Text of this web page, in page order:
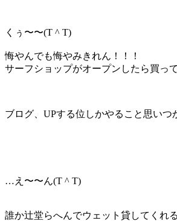
くぅ〜〜(T ^ T)
悔やんでも悔やみきれん！！！
サーフショップがオープンしたら買っ
ブログ、UPする位しかやること思いつ
…え〜〜ん(T ^ T)
誰か辻堂らへんでウェット貸してくれ